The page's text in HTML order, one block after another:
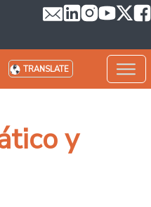
TRANSLATE
y